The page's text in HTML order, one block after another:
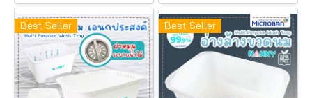
Best Seller Best Seller